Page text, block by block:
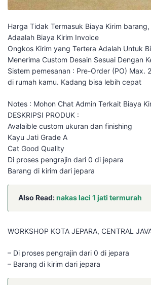
Harga Tidak Termasuk Biaya Kirim
Adaalah Biaya Kirim Invoice
Ongkos Kirim yang Tertera Adalah Untuk
Menerima Custom Desain Sesuai Dengan
Sistem pemesanan : Pre-Order (PO) Max.
di rumah kamu. Kadang bisa lebih cepat
Notes : Mohon Chat Admin Terkait Biaya
DESKRIPSI PRODUK :
Avalaible custom ukuran dan finishing
Kayu Jati Grade A
Cat Good Quality
Di proses pengrajin dari 0 di jepara
Barang di kirim dari jepara
Also Read:nakas laci 1 jati termurah
WORKSHOP KOTA JEPARA, CENTRAL
– Di proses pengrajin dari 0 di jepara
– Barang di kirim dari jepara